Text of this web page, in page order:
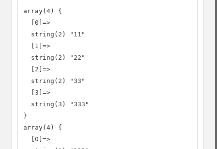
array(4) {
  [0]=>
  string(2) "11"
  [1]=>
  string(2) "22"
  [2]=>
  string(2) "33"
  [3]=>
  string(3) "333"
}
array(4) {
  [0]=>